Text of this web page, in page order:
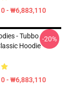
- ₩6,883,110
- Tubbo
Hoodie
- ₩6,883,110
-20%